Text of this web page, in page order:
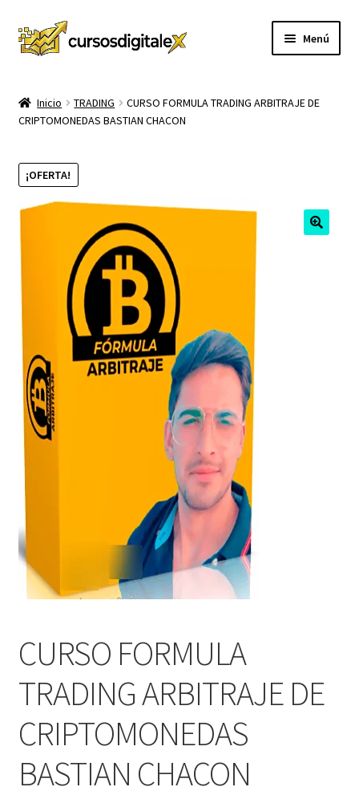
Ir
a
Ir
al
Menú
TIENDA
CURSOS
hijo
MEMBRESIA
MI CUENTA
CARRITO
CONTACTO
Inicio TRADING
CURSO FORMULA TRADING ARBITRAJE DE
CRIPTOMONEDAS BASTIAN CHACON
¡OFERTA!
CURSO FORMULA
TRADING ARBITRAJE DE
CRIPTOMONEDAS
BASTIAN CHACON